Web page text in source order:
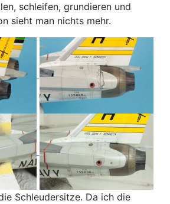
schleifen, grundieren und
sieht man nichts mehr.
Schleudersitze. Da ich die